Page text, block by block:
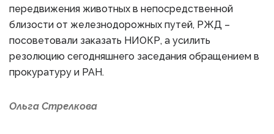
передвижения животных в непосредственной
близости от железнодорожных путей, РЖД –
посоветовали заказать НИОКР, а усилить
резолюцию сегодняшнего заседания обращением в
прокуратуру и РАН.
Ольга Стрелкова